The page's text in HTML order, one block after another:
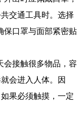
交通工具时。选择
保口罩与面部紧密贴
会接触很多物品，容
会进入人体。因
果必须触摸，一定